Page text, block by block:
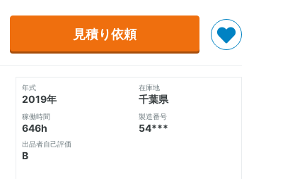
見積り依頼
年式
2019年
稼働時間
646h
出品者自己評価
B
在庫地
千葉県
製造番号
54***